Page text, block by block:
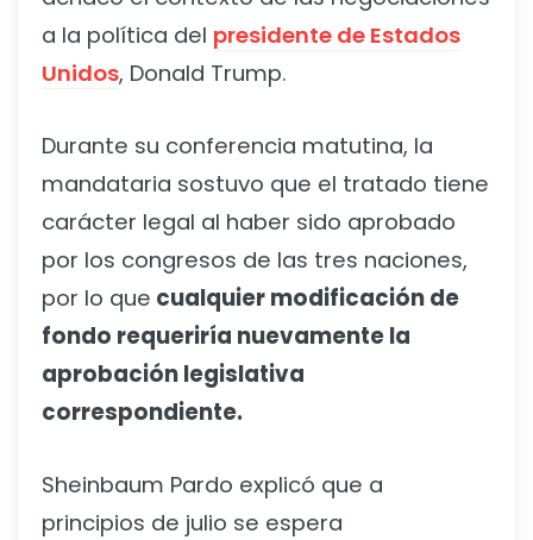
a la política del presidente de Estados
Unidos, Donald Trump.
Durante su conferencia matutina, la
mandataria sostuvo que el tratado tiene
carácter legal al haber sido aprobado
por los congresos de las tres naciones,
por lo que cualquier modificación de
fondo requeriría nuevamente la
aprobación legislativa
correspondiente.
Sheinbaum Pardo explicó que a
principios de julio se espera